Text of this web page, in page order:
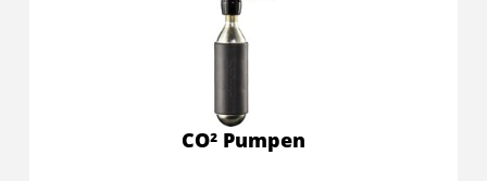
CO² Pumpen